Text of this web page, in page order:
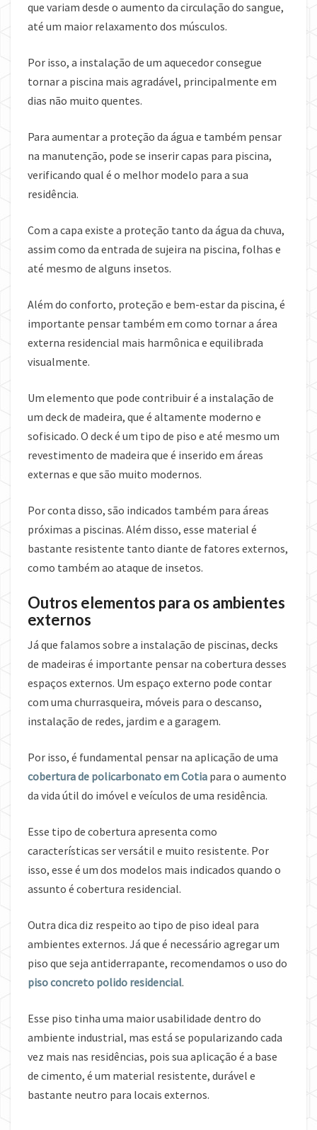
que variam desde o aumento da circulação do sangue,
até um maior relaxamento dos músculos.
Por isso, a instalação de um aquecedor consegue
tornar a piscina mais agradável, principalmente em
dias não muito quentes.
Para aumentar a proteção da água e também pensar
na manutenção, pode se inserir capas para piscina,
verificando qual é o melhor modelo para a sua
residência.
Com a capa existe a proteção tanto da água da chuva,
assim como da entrada de sujeira na piscina, folhas e
até mesmo de alguns insetos.
Além do conforto, proteção e bem-estar da piscina, é
importante pensar também em como tornar a área
externa residencial mais harmônica e equilibrada
visualmente.
Um elemento que pode contribuir é a instalação de
um deck de madeira, que é altamente moderno e
sofisicado. O deck é um tipo de piso e até mesmo um
revestimento de madeira que é inserido em áreas
externas e que são muito modernos.
Por conta disso, são indicados também para áreas
próximas a piscinas. Além disso, esse material é
bastante resistente tanto diante de fatores externos,
como também ao ataque de insetos.
Outros elementos para os ambientes
externos
Já que falamos sobre a instalação de piscinas, decks
de madeiras é importante pensar na cobertura desses
espaços externos. Um espaço externo pode contar
com uma churrasqueira, móveis para o descanso,
instalação de redes, jardim e a garagem.
Por isso, é fundamental pensar na aplicação de uma
cobertura de policarbonato em Cotia para o aumento
da vida útil do imóvel e veículos de uma residência.
Esse tipo de cobertura apresenta como
características ser versátil e muito resistente. Por
isso, esse é um dos modelos mais indicados quando o
assunto é cobertura residencial.
Outra dica diz respeito ao tipo de piso ideal para
ambientes externos. Já que é necessário agregar um
piso que seja antiderrapante, recomendamos o uso do
piso concreto polido residencial.
Esse piso tinha uma maior usabilidade dentro do
ambiente industrial, mas está se popularizando cada
vez mais nas residências, pois sua aplicação é a base
de cimento, é um material resistente, durável e
bastante neutro para locais externos.